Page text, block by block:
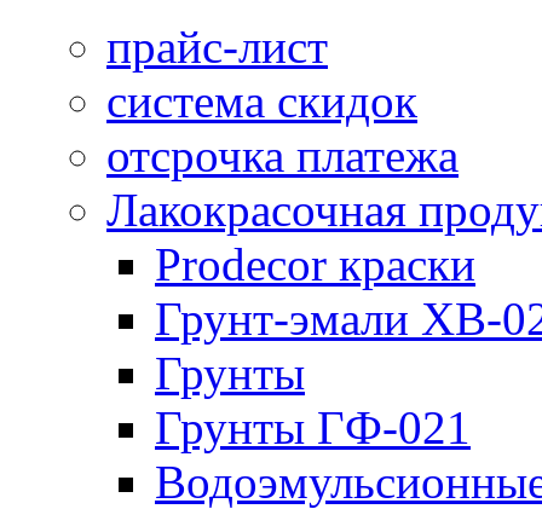
прайс-лист
система скидок
отсрочка платежа
Лакокрасочная
Prodecor краски
Грунт-эмали ХВ-
Грунты
Грунты ГФ-021